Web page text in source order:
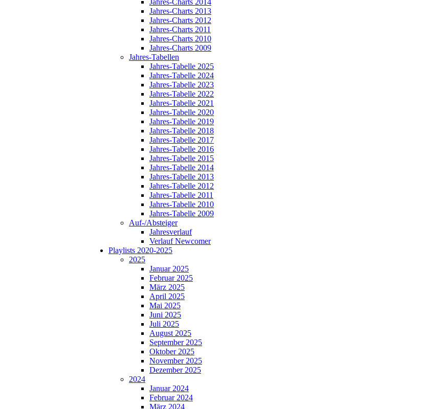
Jahres-Charts 2014
Jahres-Charts 2013
Jahres-Charts 2012
Jahres-Charts 2011
Jahres-Charts 2010
Jahres-Charts 2009
Jahres-Tabellen
Jahres-Tabelle 2025
Jahres-Tabelle 2024
Jahres-Tabelle 2023
Jahres-Tabelle 2022
Jahres-Tabelle 2021
Jahres-Tabelle 2020
Jahres-Tabelle 2019
Jahres-Tabelle 2018
Jahres-Tabelle 2017
Jahres-Tabelle 2016
Jahres-Tabelle 2015
Jahres-Tabelle 2014
Jahres-Tabelle 2013
Jahres-Tabelle 2012
Jahres-Tabelle 2011
Jahres-Tabelle 2010
Jahres-Tabelle 2009
Auf-/Absteiger
Jahresverlauf
Verlauf Newcomer
Playlists 2020-2025
2025
Januar 2025
Februar 2025
März 2025
April 2025
Mai 2025
Juni 2025
Juli 2025
August 2025
September 2025
Oktober 2025
November 2025
Dezember 2025
2024
Januar 2024
Februar 2024
März 2024